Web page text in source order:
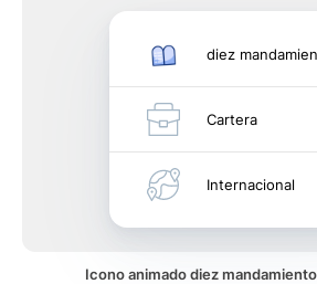
diez
Cartera
Internacional
Icono animado diez